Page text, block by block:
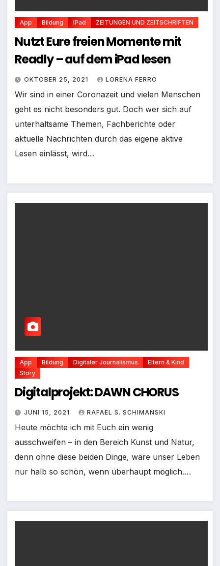
App Bildung IPad ZEITUNGEN UND ZEITSCHRIFTEN
Nutzt Eure freien Momente mit
Readly – auf dem iPad lesen
OKTOBER 25, 2021 LORENA FERRO
Wir sind in einer Coronazeit und vielen Menschen
geht es nicht besonders gut. Doch wer sich auf
unterhaltsame Themen, Fachberichte oder
aktuelle Nachrichten durch das eigene aktive
Lesen einlässt, wird…
App Bildung Digitaler Journalismus
Eltern & Kind
Story
Digitalprojekt: DAWN CHORUS
JUNI 15, 2021 RAFAEL S. SCHIMANSKI
Heute möchte ich mit Euch ein wenig
ausschweifen – in den Bereich Kunst und Natur,
denn ohne diese beiden Dinge, wäre unser Leben
nur halb so schön, wenn überhaupt möglich.…